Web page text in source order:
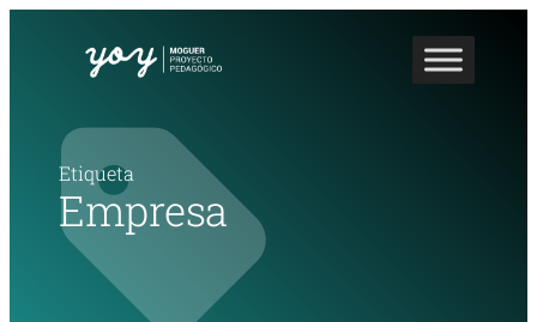
Etiqueta
Empresa